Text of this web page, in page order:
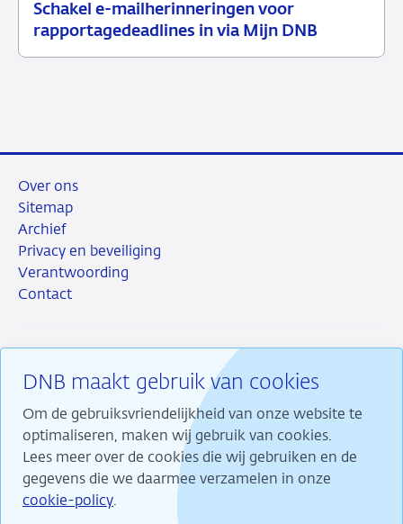
Schakel e-mailherinneringen voor
rapportagedeadlines in via Mijn DNB
21
Nieuwsbericht
DNB maakt gebruik van cookies
Om de gebruiksvriendelijkheid van onze website te
optimaliseren, maken wij gebruik van cookies.
Lees meer over de cookies die wij gebruiken en de
gegevens die we daarmee verzamelen in onze
cookie-policy.
Over ons
Sitemap
Archief
Privacy en beveiliging
Verantwoording
Contact
RSS InstagramLinkedin
X
Wij maken ons sterk voor financiële stabiliteit en
dragen daarmee bij aan duurzame welvaart in